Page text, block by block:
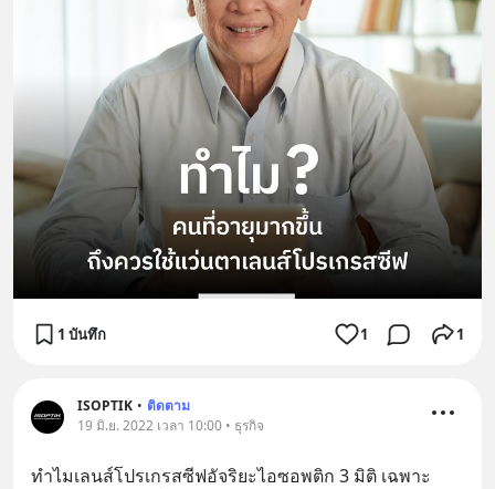
1 บันทึก 1 1
ISOPTIK • ติดตาม
19 มิ.ย. 2022 เวลา 10:00 • ธุรกิจ
ทำไมเลนส์โปรเกรสซีฟอัจริยะไอซอพติก 3 มิติ เฉพาะ